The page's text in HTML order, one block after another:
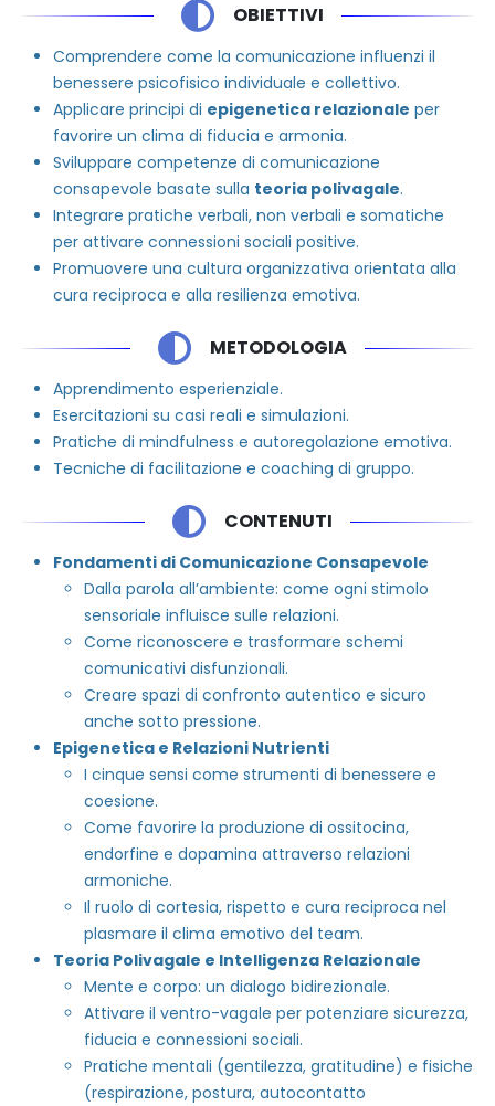
OBIETTIVI
Comprendere come la comunicazione influenzi il
benessere psicofisico individuale e collettivo.
Applicare principi di epigenetica relazionale per
favorire un clima di fiducia e armonia.
Sviluppare competenze di comunicazione
consapevole basate sulla teoria polivagale.
Integrare pratiche verbali, non verbali e somatiche
per attivare connessioni sociali positive.
Promuovere una cultura organizzativa orientata alla
cura reciproca e alla resilienza emotiva.
METODOLOGIA
Apprendimento esperienziale.
Esercitazioni su casi reali e simulazioni.
Pratiche di mindfulness e autoregolazione emotiva.
Tecniche di facilitazione e coaching di gruppo.
CONTENUTI
Fondamenti di Comunicazione Consapevole
Dalla parola all’ambiente: come ogni stimolo
sensoriale influisce sulle relazioni.
Come riconoscere e trasformare schemi
comunicativi disfunzionali.
Creare spazi di confronto autentico e sicuro
anche sotto pressione.
Epigenetica e Relazioni Nutrienti
I cinque sensi come strumenti di benessere e
coesione.
Come favorire la produzione di ossitocina,
endorfine e dopamina attraverso relazioni
armoniche.
Il ruolo di cortesia, rispetto e cura reciproca nel
plasmare il clima emotivo del team.
Teoria Polivagale e Intelligenza Relazionale
Mente e corpo: un dialogo bidirezionale.
Attivare il ventro-vagale per potenziare sicurezza,
fiducia e connessioni sociali.
Pratiche mentali (gentilezza, gratitudine) e fisiche
(respirazione, postura, autocontatto